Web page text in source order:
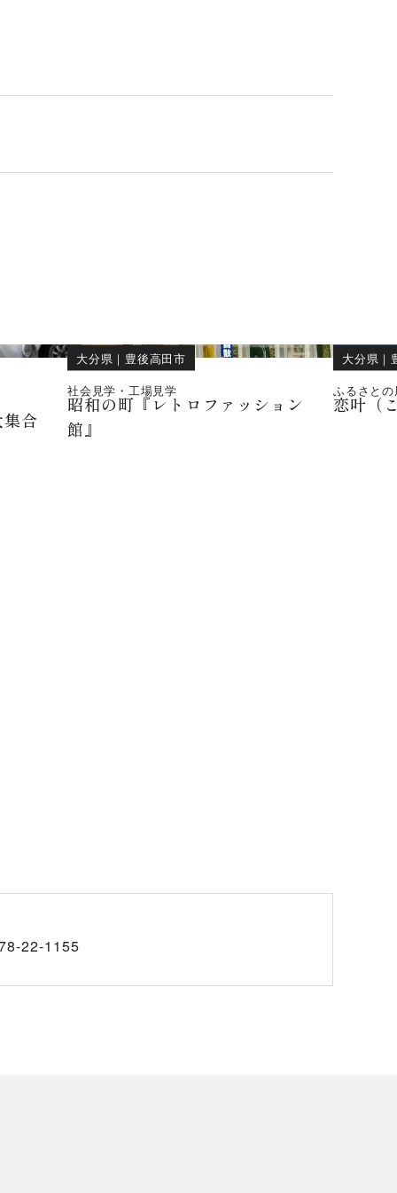
合
大分県 ｜ 豊後高田市
社会見学・工場見学
昭和の町『レトロファッション
館』
大分県 ｜
ふるさと
恋叶（
22-1155